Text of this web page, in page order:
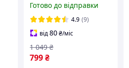
жіноча чорна. Світшот
з лампасом Туреччина
Готово до відправки
4.9 (9)
від80₴/міс
799₴
1 049 ₴